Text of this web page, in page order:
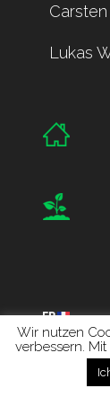
Lukas
Wir nutzen
verbessern.